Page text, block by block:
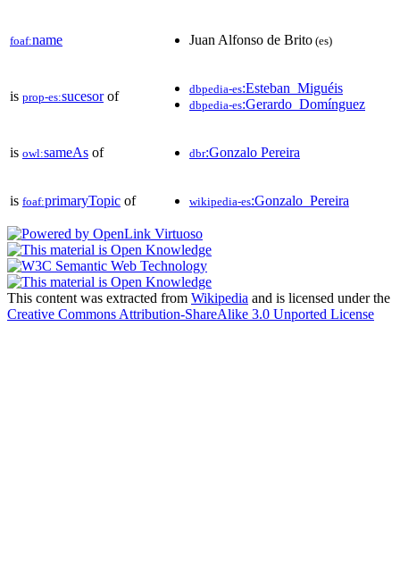
foaf:name Juan Alfonso de Brito (es)
is prop-es:sucesorof dbpedia-es:Esteban_Miguéis
dbpedia-es:Gerardo_Domínguez
is owl:sameAs of dbr:Gonzalo Pereira
is foaf:primaryTopic of wikipedia-es:Gonzalo_Pereira
This content was extracted from Wikipedia and is licensed under the
Creative Commons Attribution-ShareAlike 3.0 Unported License